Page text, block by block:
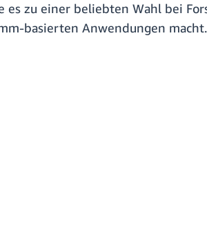
zu einer beliebten Wahl bei
basierten Anwendungen